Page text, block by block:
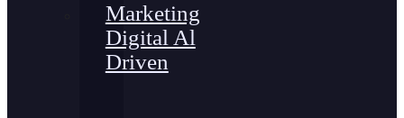
Marketing
Digital Al
Driven